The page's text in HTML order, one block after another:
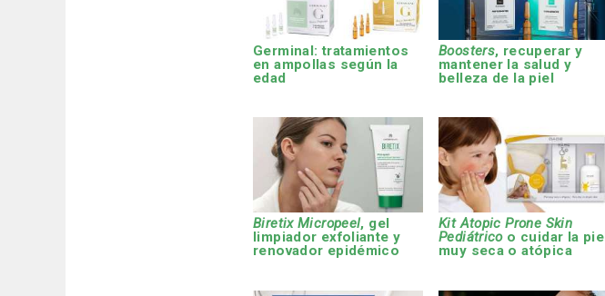
Germinal: tratamientos
en ampollas según la
edad
Boosters, recuperar y
mantener la salud y
belleza de la piel
Biretix Micropeel, gel
limpiador exfoliante y
renovador epidémico
Kit Atopic Prone Skin
Pediátricoo cuidar la piel
muy seca o atópica